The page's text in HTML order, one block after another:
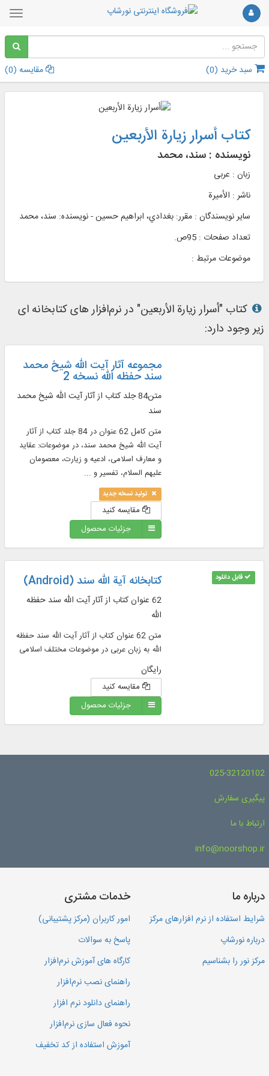
سبد خرید (0
) مقایسه (0
)
کتاب أسرار زیارة الأربعین
نویسنده :سند، محمد
زبان : عربی
ناشر : الأميرة
سایر نویسندگان : مقرر: بغدادي، ابراهيم حسين - نویسنده: سند، محمد
تعداد صفحات : 95ص.
موضوعات مرتبط :
کتاب "أسرار زیارة الأربعین" در نرم‌افزار های کتابخانه ای
زیر وجود دارد:
مجموعه آثار آیت الله شیخ محمد
سند حفظه الله نسخه 2
متن84 جلد کتاب از آثار آیت‌ الله شیخ محمد
سند
متن کامل 62 عنوان در 84 جلد کتاب از آثار
آیت‌ الله شیخ محمد سند، در موضوعات: عقاید
و معارف اسلامی، ادعیه و زیارت، معصومان
علیهم السلام، تفسیر و ...
تولید نسخه جدید
مقایسه کنید
جزئیات محصول
قابل دانلود کتابخانه آیة الله سند (Android)
62 عنوان کتاب از آثار آیت الله سند حفظه
الله
متن 62 عنوان کتاب از آثار آیت الله سند حفظه
الله به زبان عربی در موضوعات مختلف اسلامی
رایگان
مقایسه کنید
جزئیات محصول
025-32120102
پیگیری سفارش
ارتباط با ما
info@noorshop.ir
درباره ما
شرایط استفاده از نرم افزارهای مرکز
درباره نورشاپ
مرکز نور را بشناسیم
خدمات مشتری
امور کاربران (مرکز پشتیبانی)
پاسخ به سوالات
کارگاه های آموزش نرم‌افزار
راهنمای نصب نرم‌افزار
راهنمای دانلود نرم افزار
نحوه فعال سازی نرم‌افزار
آموزش استفاده از کد تخفیف